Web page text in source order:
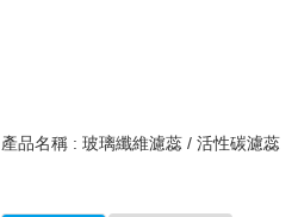
產品名稱 : 玻璃纖維濾蕊 / 活性碳濾蕊